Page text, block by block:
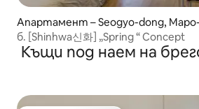
Апартамент – Seogyo-dong,
б. [Shinhwa신화] „Spring “ Concept
Къщи под наем на